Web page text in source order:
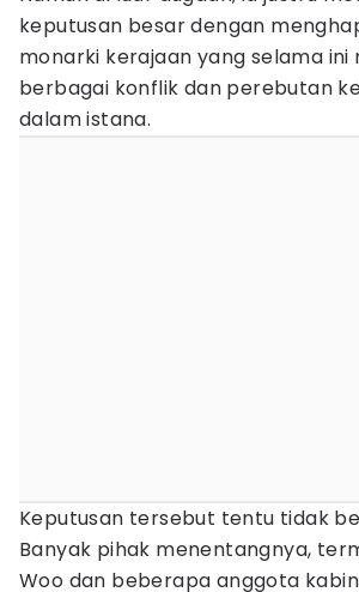
keputusan besar dengan
monarki kerajaan yang selama ini
berbagai konflik dan perebutan
dalam istana.
Keputusan tersebut tentu tidak
Banyak pihak menentangnya,
Woo dan beberapa anggota